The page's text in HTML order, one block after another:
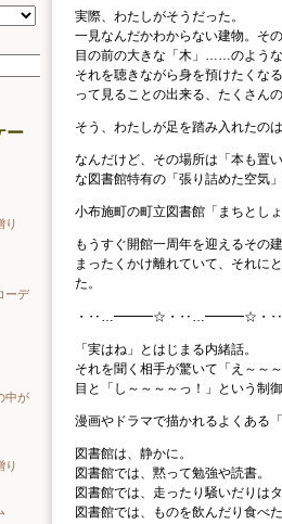
実際、わたしがそうだった。
一見なんだかわからない建物。そ
目の前の大きな「木」……のような
それを聴きながら身を預けたくな
って見ることの出来る、たくさんの
そう、わたしが足を踏み入れたの
なんだけど、その場所は「本も置
な図書館特有の「張り詰めた空気
小布施町の町立図書館「まちとしょ
もうすぐ開館一周年を迎えるその
まったくかけ離れていて、それに
た。
・‥…━━━☆・‥…━━━☆
「実はね」とはじまる内緒話。
それを聞く相手が驚いて「え～～
目と「し～～～～っ！」という制御
漫画やドラマで描かれるよくある
図書館は、静かに。
図書館では、黙って勉強や読書。
図書館では、走ったり騒いだりはタ
図書館では、ものを飲んだり食べ
ー
り
ーデ
中が
り